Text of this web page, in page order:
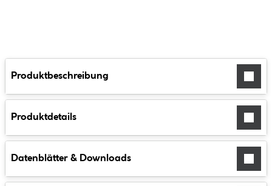
Produktbeschreibung
Produktdetails
Datenblätter & Downloads